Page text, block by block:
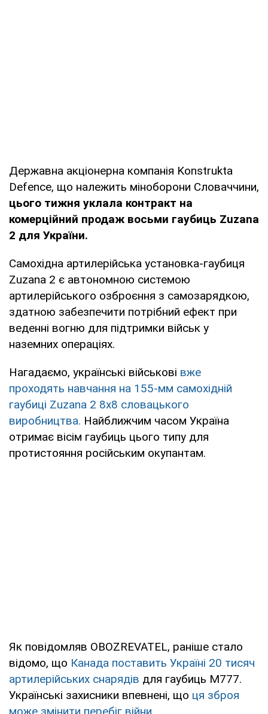
Державна акціонерна компанія Konstrukta
Defence, що належить міноборони Словаччини,
цього тижня уклала контракт на
комерційний продаж восьми гаубиць Zuzana
2 для України.
Самохідна артилерійська установка-гаубиця
Zuzana 2 є автономною системою
артилерійського озброєння з самозарядкою,
здатною забезпечити потрібний ефект при
веденні вогню для підтримки військ у
наземних операціях.
Нагадаємо, українські військові вже
проходять навчання на 155-мм самохідній
гаубиці Zuzana 2 8x8 словацького
виробництва. Найближчим часом Україна
отримає вісім гаубиць цього типу для
протистояння російським окупантам.
Як повідомляв OBOZREVATEL, раніше стало
відомо, що Канада поставить Україні 20 тисяч
артилерійських снарядів для гаубиць M777.
Українські захисники впевнені, що ця зброя
може змінити перебіг війни